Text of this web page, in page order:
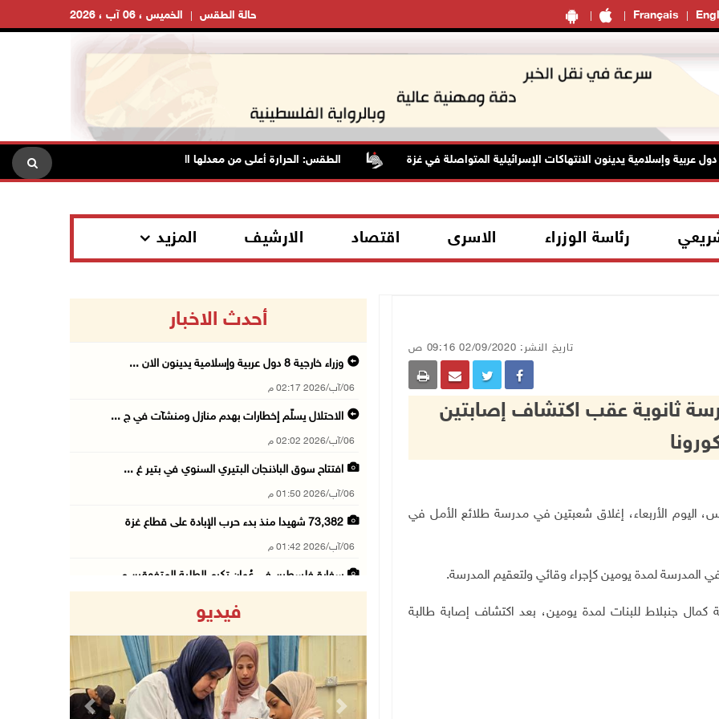
Français الخميس ، 06 آب ، 2026 حالة الطقس
الطقس: الحرارة أعلى من معدلها السنوي العام الاحتلال
رئاسة الوزراء الاسرى اقتصاد الارشيف المزيد
تاريخ النشر: 02/09/2020 09:16 ص
ثانوية عقب اكتشاف إصابتين
نابلس، اليوم الأربعاء، إغلاق شعبتين في مدرسة طلائع الأمل في
المدرسة لمدة يومين كإجراء وقائي ولتعقيم المدرسة.
جنبلاط للبنات لمدة يومين، بعد اكتشاف إصابة طالبة
أحدث الاخبار
وزراء خارجية 8 دول عربية وإسلامية يدينون الان ...
06/آب/2026 02:17 م
الاحتلال يسلّم إخطارات بهدم منازل ومنشآت في ج ...
06/آب/2026 02:02 م
افتتاح سوق الباذنجان البتيري السنوي في بتير غ ...
06/آب/2026 01:50 م
73,382 شهيدا منذ بدء حرب الإبادة على قطاع غزة
06/آب/2026 01:42 م
سفارة فلسطين في عُمان تكرم الطلبة المتفوقين م ...
الحسيني يبحث مع ممثلة الهند لدى دولة فلسطين ت ...
06/آب/2026 01:19 م
فيديو
Previous Next